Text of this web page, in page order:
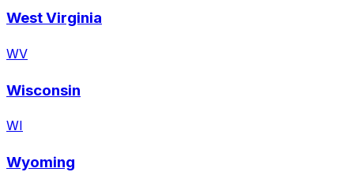
West Virginia
WV
Wisconsin
WI
Wyoming